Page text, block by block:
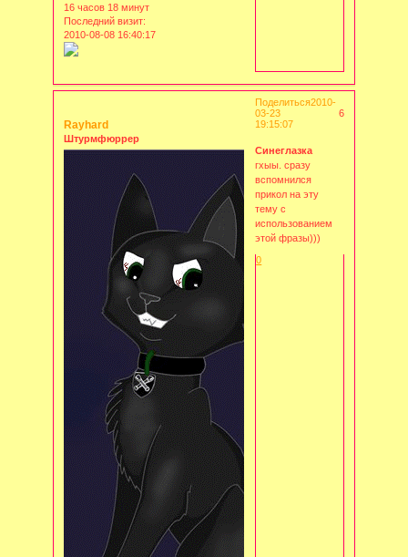
16 часов 18 минут
Последний визит:
2010-08-08 16:40:17
Поделиться
6
2010-
03-23
19:15:07
Rayhard
Штурмфюррер
Синеглазка
гхыы. сразу
вспомнился
прикол на эту
тему с
использованием
этой фразы)))
0